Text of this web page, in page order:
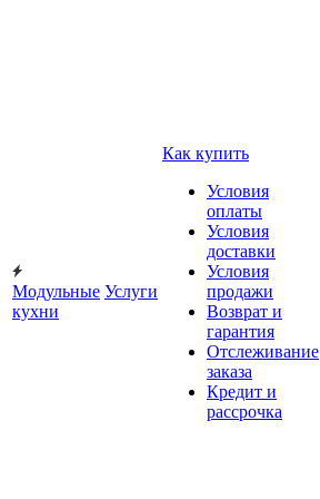
Модульные
кухни
Услуги
Как купить
Условия
оплаты
Условия
доставки
Условия
продажи
Возврат и
гарантия
Отслеживание
заказа
Кредит и
рассрочка